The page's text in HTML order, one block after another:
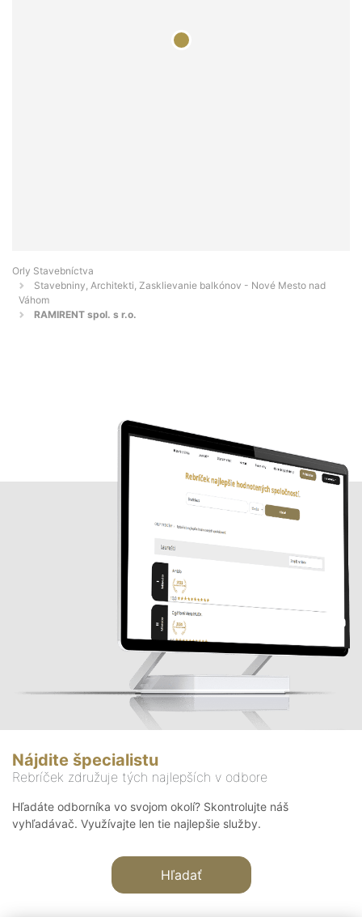
Orly Stavebníctva
Stavebniny, Architekti, Zasklievanie balkónov - Nové Mesto nad
Váhom
RAMIRENT spol. s r.o.
Nájdite špecialistu
Rebríček združuje tých najlepších v odbore
Hľadáte odborníka vo svojom okolí? Skontrolujte náš
vyhľadávač. Využívajte len tie najlepšie služby.
Hľadať